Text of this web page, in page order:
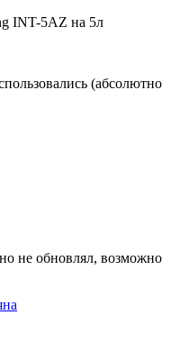
INT-5AZ на 5л
(абсолютно
не обновлял, возможно